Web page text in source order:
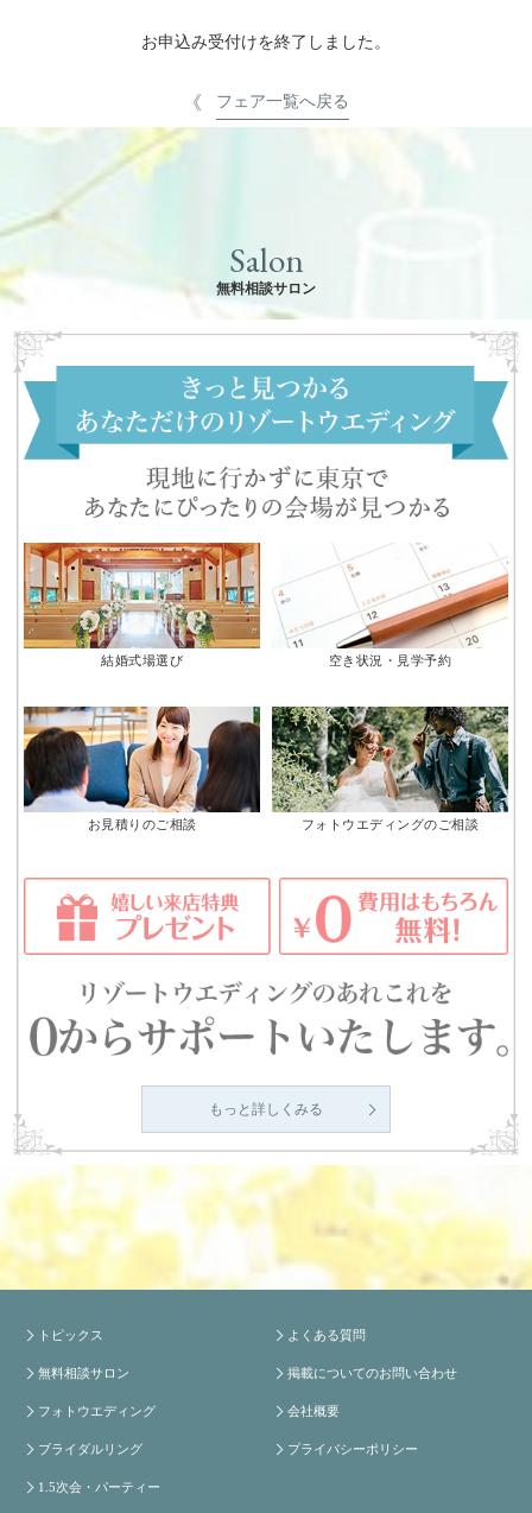
お申込み受付けを終了しました。
フェア一覧へ戻る
Salon
無料相談サロン
結婚式場選び 空き状況・見学予約
お見積りのご相談 フォトウエディングのご相談
もっと詳しくみる
トピックス
無料相談サロン
フォトウエディング
ブライダルリング
1.5次会・パーティー
よくある質問
掲載についてのお問い合わせ
会社概要
プライバシーポリシー